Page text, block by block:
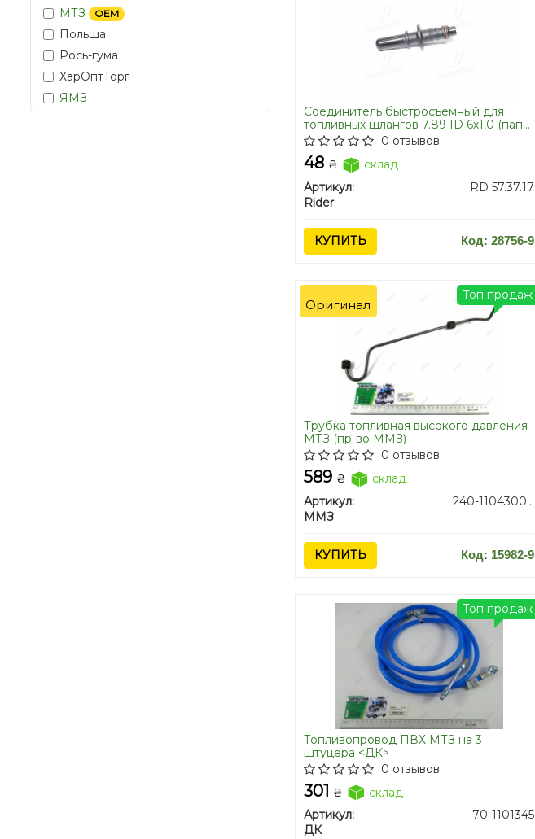
МТЗ OEM
Польша
Рось-гума
ХарОптТорг
ЯМЗ
Соединитель быстросъемный для
топливных шлангов 7.89 ID 6х1,0 (папа)
(RIDER)
0 отзывов
48 ₴
склад
Артикул:
RD 57.37.17
Rider
КУПИТЬ Код: 28756-9
Трубка топливная высокого давления
МТЗ (пр-во ММЗ)
0 отзывов
589 ₴
склад
Артикул:
240-1104300-04
ММЗ
КУПИТЬ Код: 15982-9
Топ продаж
Оригинал
Топливопровод ПВХ МТЗ на 3
штуцера <ДК>
0 отзывов
301 ₴
склад
Артикул:
70-1101345
ДК
Топ продаж